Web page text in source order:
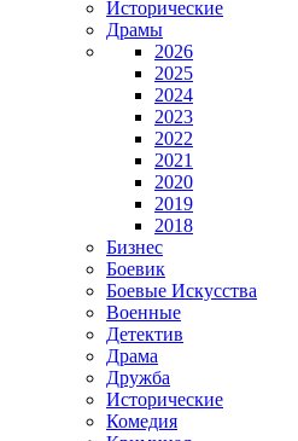
Исторические
Драмы
2026
2025
2024
2023
2022
2021
2020
2019
2018
Бизнес
Боевик
Боевые Искусства
Военные
Детектив
Драма
Дружба
Исторические
Комедия